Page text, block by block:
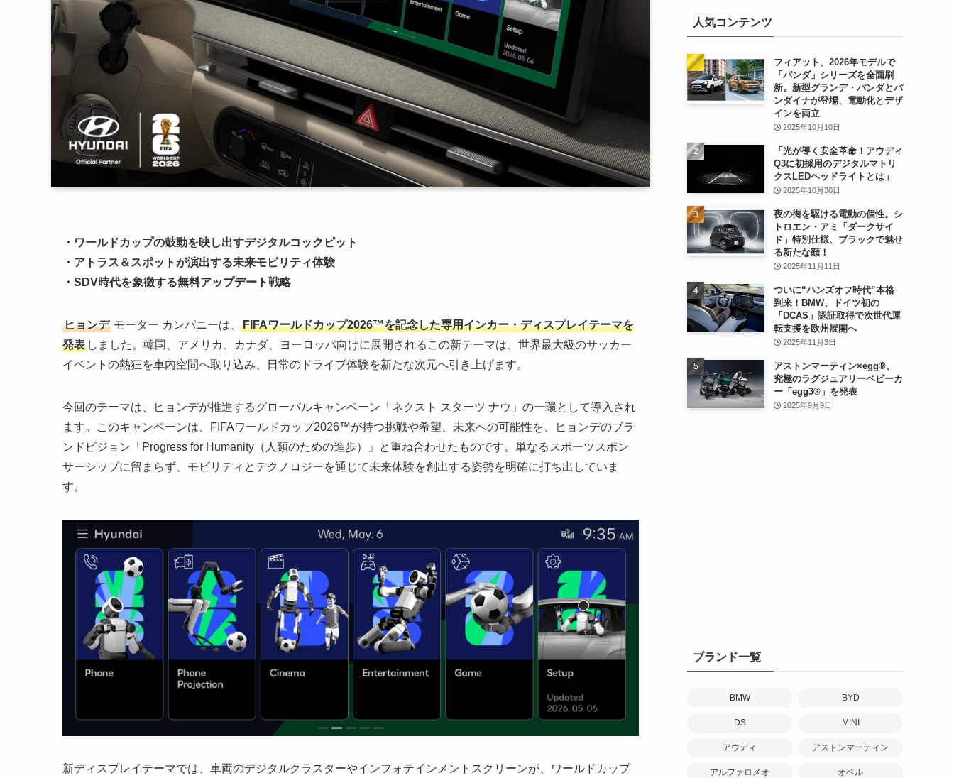
・ワールドカップの鼓動を映し出すデジタルコックピット
・アトラス＆スポットが演出する未来モビリティ体験
・SDV時代を象徴する無料アップデート戦略
ヒョンデ モーター カンパニーは、
FIFAワールドカップ2026™を記念した専用インカー・ディスプレイテーマを
発表 しました。韓国、アメリカ、カナダ、ヨーロッパ向けに展開されるこの新テーマは、世界最大級のサッカー
イベントの熱狂を車内空間へ取り込み、日常のドライブ体験を新たな次元へ引き上げます。
今回のテーマは、ヒョンデが推進するグローバルキャンペーン「ネクスト スターツ ナウ」の一環として導入され
ます。このキャンペーンは、FIFAワールドカップ2026™が持つ挑戦や希望、未来への可能性を、ヒョンデのブラ
ンドビジョン「Progress for Humanity（人類のための進歩）」と重ね合わせたものです。単なるスポーツスポン
サーシップに留まらず、モビリティとテクノロジーを通じて未来体験を創出する姿勢を明確に打ち出していま
す。
新ディスプレイテーマでは、車両のデジタルクラスターやインフォテインメントスクリーンが、ワールドカップ
人気コンテンツ
フィアット、2026年モデルで
「パンダ」シリーズを全面刷
新。新型グランデ・パンダとパ
ンダイナが登場、電動化とデザ
インを両立
2025年10月10日
「光が導く安全革命！アウディ
Q3に初採用のデジタルマトリ
クスLEDヘッドライトとは」
2025年10月30日
夜の街を駆ける電動の個性。シ
トロエン・アミ「ダークサイ
ド」特別仕様、ブラックで魅せ
る新たな顔！
2025年11月11日
ついに“ハンズオフ時代”本格
到来！BMW、ドイツ初の
「DCAS」認証取得で次世代運
転支援を欧州展開へ
2025年11月3日
アストンマーティン×egg®、
究極のラグジュアリーベビーカ
ー「egg3®」を発表
2025年9月9日
ブランド一覧
BMW BYD
DS MINI
アウディ アストンマーティン
アルファロメオ オペル